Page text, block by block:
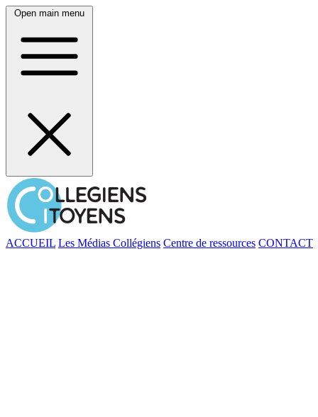
Open main menu
ACCUEIL Les Médias Collégiens Centre de ressources CONTACT